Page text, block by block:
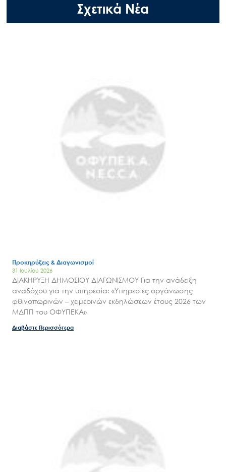
Νέα – Δημοσιότητα
Άξονες δράσης
Μ.Δ.Π.Π.
Σχετικά Νέα
Προκηρύξεις & Διαγωνισμοί
31 Ιουλίου 2026
ΔΙΑΚΗΡΥΞΗ ΔΗΜΟΣΙΟΥ ΔΙΑΓΩΝΙΣΜΟΥ Για την ανάδειξη
αναδόχου για την υπηρεσία: «Υπηρεσίες οργάνωσης
φθινοπωρινών – χειμερινών εκδηλώσεων έτους 2026 των
ΜΔΠΠ του ΟΦΥΠΕΚΑ»
Διαβάστε Περισσότερα